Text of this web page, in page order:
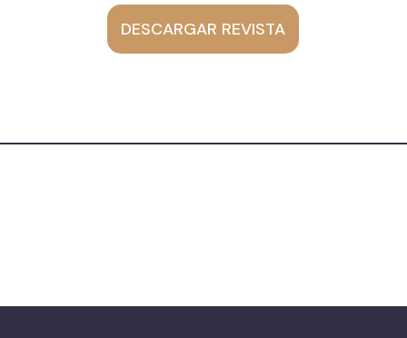
DESCARGAR REVISTA